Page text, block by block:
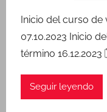
Inicio del curso de
07.10.2023 Inicio
término
Seguir leyendo